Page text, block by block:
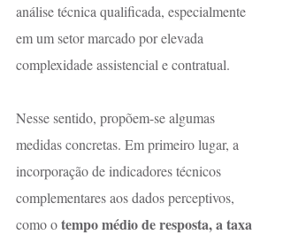
análise técnica qualificada, especialmente
em um setor marcado por elevada
complexidade assistencial e contratual.
Nesse sentido, propõem-se algumas
medidas concretas. Em primeiro lugar, a
incorporação de indicadores técnicos
complementares aos dados perceptivos,
como o tempo médio de resposta, a taxa